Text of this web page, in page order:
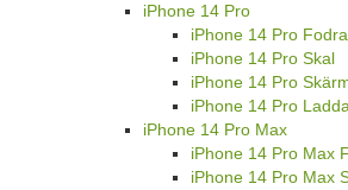
iPhone 14 Pro
iPhone 14 Pro
iPhone 14 Pro Skal
iPhone 14 Pro
iPhone 14 Pro
iPhone 14 Pro Max
iPhone 14 Pro Max
iPhone 14 Pro Max